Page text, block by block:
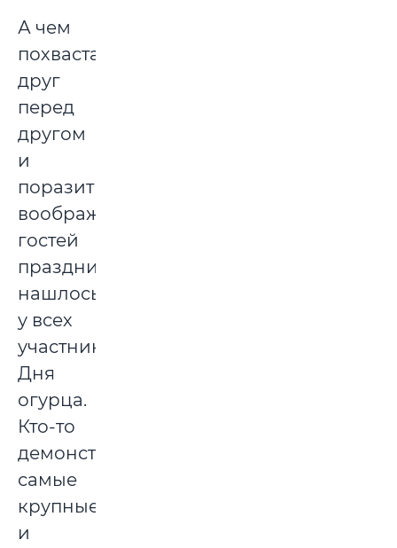
А чем
похвастаться
друг
перед
другом
и
поразить
воображение
гостей
праздника,
нашлось
у всех
участников
Дня
огурца.
Кто-то
демонстрировал
самые
крупные
и